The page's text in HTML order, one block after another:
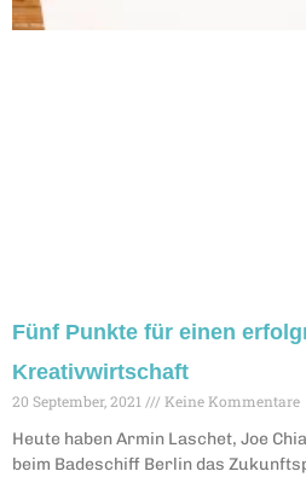
Fünf Punkte für einen
Kreativwirtschaft
20 September, 2021 Keine Kommentare
Heute haben Armin Laschet, Joe
beim Badeschiff Berlin das